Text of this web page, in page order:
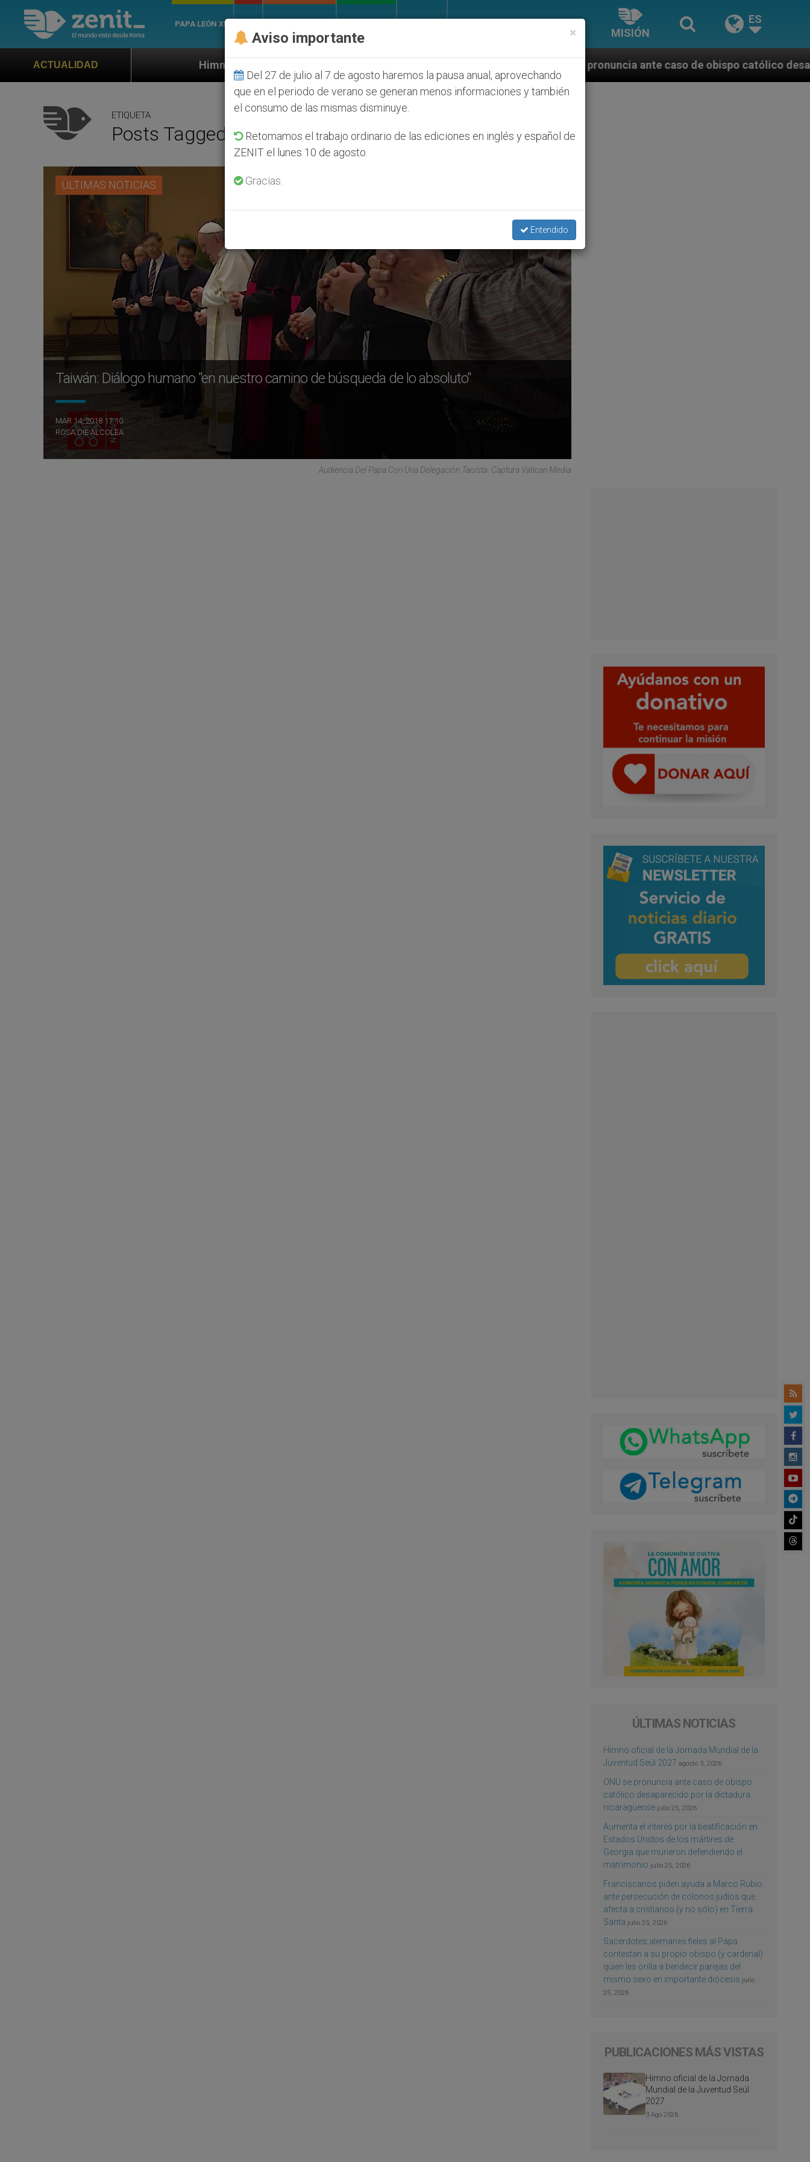
PAPA LEÓN XIV
MISIÓN
ES
ACTUALIDADHimno oficial de la Jornada Mundial de la Juventud Seúl 2027 ONU se pronuncia ante caso de obispo católico desaparecido por la
ETIQUETA
Posts Tagged ‘Taipei’
ÚLTIMAS NOTICIAS
Taiwán: Diálogo humano "en nuestro camino de búsqueda de lo absoluto"
MAR 14, 2018 17:10
ROSA DIE ALCOLEA
Audiencia Del Papa Con Una Delegación Taoísta. Captura Vatican Media
ÚLTIMAS NOTICIAS
Himno oficial de la Jornada Mundial de la
Juventud Seúl 2027 agosto 3, 2026
ONU se pronuncia ante caso de obispo
católico desaparecido por la dictadura
nicaragüense julio 25, 2026
Aumenta el interés por la beatificación en
Estados Unidos de los mártires de
Georgia que murieron defendiendo el
matrimonio julio 25, 2026
Franciscanos piden ayuda a Marco Rubio
ante persecución de colonos judíos que
afecta a cristianos (y no sólo) en Tierra
Santa julio 25, 2026
Sacerdotes alemanes fieles al Papa
contestan a su propio obispo (y cardenal)
quien les orilla a bendecir parejas del
mismo sexo en importante diócesis julio
25, 2026
PUBLICACIONES MÁS VISTAS
Himno oficial de la Jornada
Mundial de la Juventud Seúl
2027
3 Ago 2026
×
Aviso importante
Del 27 de julio al 7 de agosto haremos la pausa anual, aprovechando
que en el periodo de verano se generan menos informaciones y también
el consumo de las mismas disminuye.
Retomamos el trabajo ordinario de las ediciones en inglés y español de
ZENIT el lunes 10 de agosto.
Gracias.
Entendido